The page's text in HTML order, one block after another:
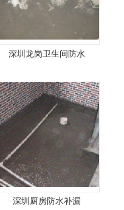
深圳龙岗卫生间防水
深圳厨房防水补漏